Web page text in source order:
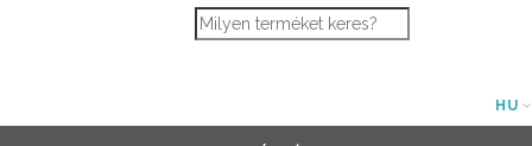
Products search
HU